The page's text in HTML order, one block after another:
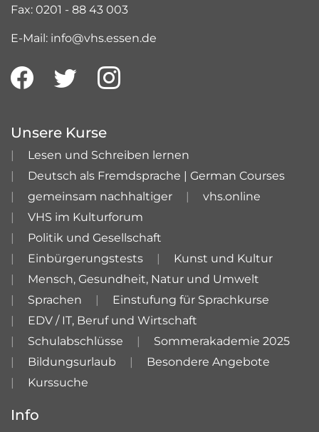
Fax: 0201 - 88 43 003
E-Mail: info@vhs.essen.de
Unsere Kurse
Lesen und Schreiben lernen
Deutsch als Fremdsprache | German Courses
gemeinsam nachhaltiger
vhs.online
VHS im Kulturforum
Politik und Gesellschaft
Einbürgerungstests
Kunst und Kultur
Mensch, Gesundheit, Natur und Umwelt
Sprachen
Einstufung für Sprachkurse
EDV / IT, Beruf und Wirtschaft
Schulabschlüsse
Sommerakademie 2025
Bildungsurlaub
Besondere Angebote
Kurssuche
Info